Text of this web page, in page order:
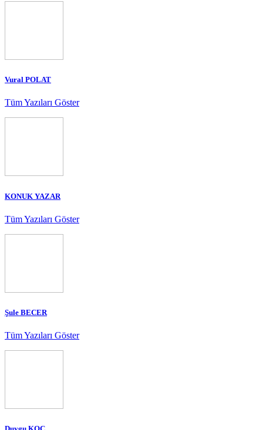
Vural POLAT
Tüm Yazıları Göster
KONUK YAZAR
Tüm Yazıları Göster
Şule BECER
Tüm Yazıları Göster